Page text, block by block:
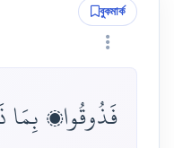
বুকমার্ক
فَذُوقُوا۟ بِمَا